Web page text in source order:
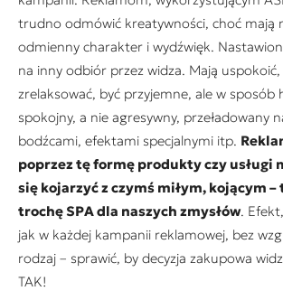
trudno odmówić kreatywności, choć mają
odmienny charakter i wydźwięk.
na inny odbiór przez widza. Mają uspokoić,
zrelaksować, być przyjemne, ale w sposób
spokojny, a nie agresywny, przeładowany
bodźcami, efektami specjalnymi itp.
poprzez tę formę produkty czy usługi
się kojarzyć z czymś miłym, kojącym –
trochę SPA dla naszych zmysłów.
jak w każdej kampanii reklamowej, bez
rodzaj – sprawić, by decyzja zakupowa
TAK!